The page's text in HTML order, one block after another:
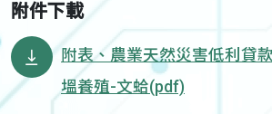
附件下載
附表、農業天然災害低利貸
塭養殖-文蛤(pdf)